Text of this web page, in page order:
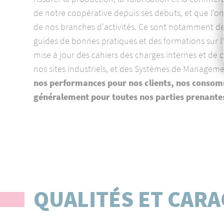
de notre coopérative depuis ses débuts, et que
de nos branches d'activités. Ce sont notamment
guides de bonnes pratiques et des formations sur
mise à jour des cahiers des charges internes et de
nos sites industriels, et des Systèmes de
nos performances pour nos clients, nos
généralement pour toutes nos parties
QUALITÉS ET